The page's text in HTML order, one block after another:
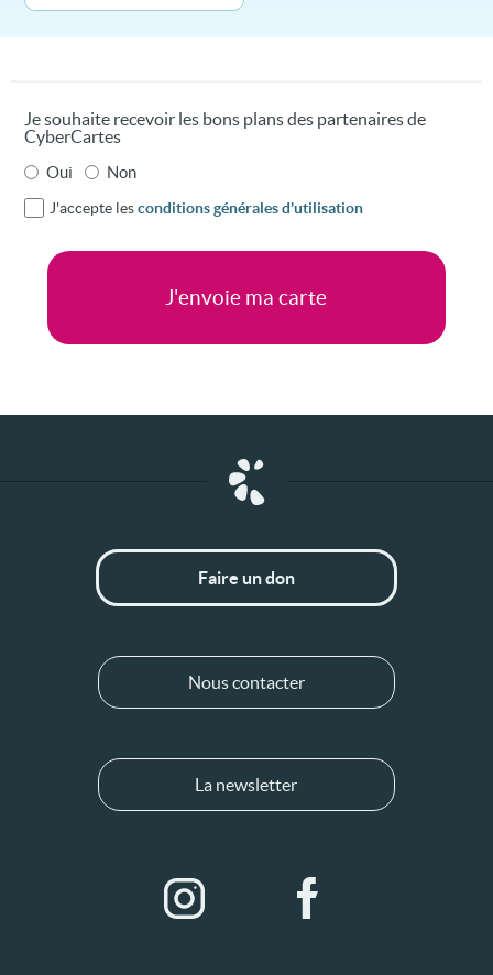
Je souhaite recevoir les bons plans des partenaires de
CyberCartes
Oui Non
J'accepte lesconditions générales d'utilisation
Faire un don
Nous contacter
La newsletter